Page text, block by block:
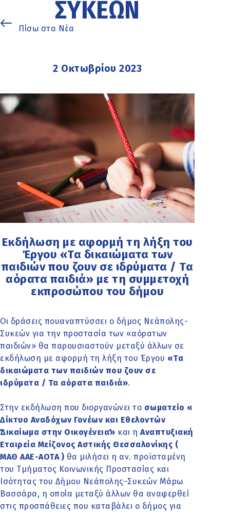
ΣΥΚΕΏΝ
Πίσω στα Νέα
2 Οκτωβρίου 2023
Εκδήλωση με αφορμή τη λήξη του
Έργου «Τα δικαιώματα των
παιδιών που ζουν σε ιδρύματα / Τα
αόρατα παιδιά» με τη συμμετοχή
εκπροσώπου του δήμου
Οι δράσεις πουαναπτύσσει ο δήμος Νεάπολης-
Συκεών για την προστασία των «αόρατων
παιδιών» θα παρουσιαστούν μεταξύ άλλων σε
εκδήλωση με αφορμή τη λήξη του Έργου «Τα
δικαιώματα των παιδιών που ζουν σε
ιδρύματα / Τα αόρατα παιδιά».
Στην εκδήλωση που διοργανώνει το σωματείο «
Δίκτυο Αναδόχων Γονέων και Εθελοντών
΄΄Δικαίωμα στην Οικογένεια΄΄» και η Αναπτυξιακή
Εταιρεία Μείζονος Αστικής Θεσσαλονίκης (
ΜΑΘ ΑΑΕ-ΑΟΤΑ ) θα μιλήσει η αν. προϊσταμένη
του Τμήματος Κοινωνικής Προστασίας και
Ισότητας του Δήμου Νεάπολης-Συκεών Μάρω
Βασσάρα, η οποία μεταξύ άλλων θα αναφερθεί
στις προσπάθειες που καταβάλει ο δήμος για